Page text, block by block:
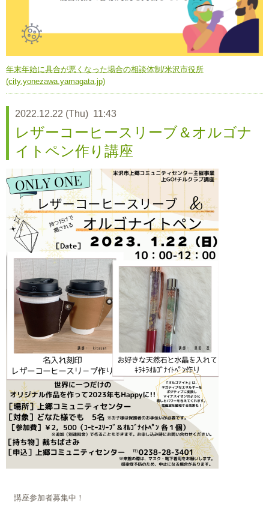
年末年始に具合が悪くなった場合の相談体制/米沢市役所
(city.yonezawa.yamagata.jp)
2022.12.22 (Thu) 11:43
レザーコーヒースリーブ＆オルゴナ
イトペン作り講座
講座参加者募集中！